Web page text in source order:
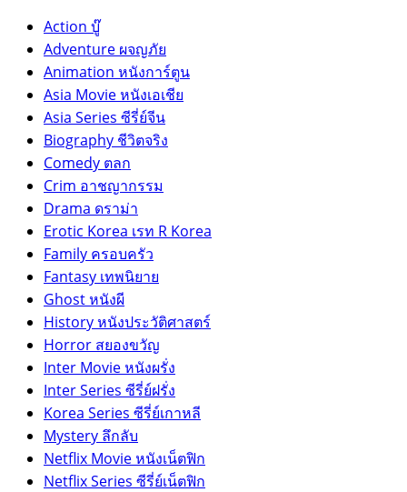
Action บู๊
Adventure ผจญภัย
Animation หนังการ์ตูน
Asia Movie หนังเอเชีย
Asia Series ซีรี่ย์จีน
Biography ชีวิตจริง
Comedy ตลก
Crim อาชญากรรม
Drama ดราม่า
Erotic Korea เรท R Korea
Family ครอบครัว
Fantasy เทพนิยาย
Ghost หนังผี
History หนังประวัติศาสตร์
Horror สยองขวัญ
Inter Movie หนังผรั่ง
Inter Series ซีรี่ย์ฝรั่ง
Korea Series ซีรี่ย์เกาหลี
Mystery ลึกลับ
Netflix Movie หนังเน็ตฟิก
Netflix Series ซีรี่ย์เน็ตฟิก